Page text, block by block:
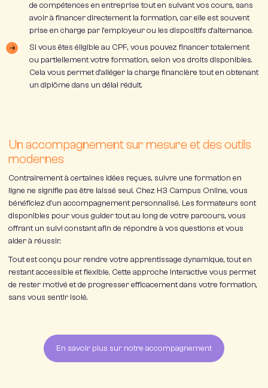
de compétences en entreprise tout en suivant vos cours, sans
avoir à financer directement la formation, car elle est souvent
prise en charge par l’employeur ou les dispositifs d’alternance.
Si vous êtes éligible au CPF, vous pouvez financer totalement
ou partiellement votre formation, selon vos droits disponibles.
Cela vous permet d’alléger la charge financière tout en obtenant
un diplôme dans un délai réduit.
Un accompagnement sur mesure et des outils
modernes
Contrairement à certaines idées reçues, suivre une formation en
ligne ne signifie pas être laissé seul. Chez H3 Campus Online, vous
bénéficiez d’un accompagnement personnalisé. Les formateurs sont
disponibles pour vous guider tout au long de votre parcours, vous
offrant un suivi constant afin de répondre à vos questions et vous
aider à réussir.
Tout est conçu pour rendre votre apprentissage dynamique, tout en
restant accessible et flexible. Cette approche interactive vous permet
de rester motivé et de progresser efficacement dans votre formation,
sans vous sentir isolé.
En savoir plus sur notre accompagnement